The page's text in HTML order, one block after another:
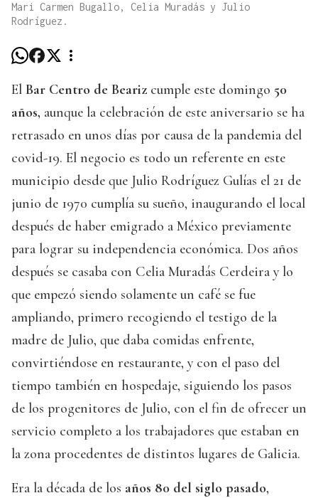
Mari Carmen Bugallo, Celia Muradás y Julio
Rodríguez.
El Bar Centro de Beariz cumple este domingo 50
años, aunque la celebración de este aniversario se ha
retrasado en unos días por causa de la pandemia del
covid-19. El negocio es todo un referente en este
municipio desde que Julio Rodríguez Gulías el 21 de
junio de 1970 cumplía su sueño, inaugurando el local
después de haber emigrado a México previamente
para lograr su independencia económica. Dos años
después se casaba con Celia Muradás Cerdeira y lo
que empezó siendo solamente un café se fue
ampliando, primero recogiendo el testigo de la
madre de Julio, que daba comidas enfrente,
convirtiéndose en restaurante, y con el paso del
tiempo también en hospedaje, siguiendo los pasos
de los progenitores de Julio, con el fin de ofrecer un
servicio completo a los trabajadores que estaban en
la zona procedentes de distintos lugares de Galicia.
Era la década de los años 80 del siglo pasado,